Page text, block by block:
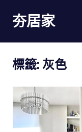
夯居家
家
標籤:灰色